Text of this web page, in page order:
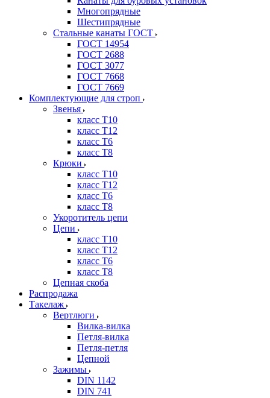
Многопрядные
Шестипрядные
Стальные канаты ГОСТ
ГОСТ 14954
ГОСТ 2688
ГОСТ 3077
ГОСТ 7668
ГОСТ 7669
Комплектующие для строп
Звенья
класс Т10
класс Т12
класс Т6
класс Т8
Крюки
класс Т10
класс Т12
класс Т6
класс Т8
Укоротитель цепи
Цепи
класс Т10
класс Т12
класс Т6
класс Т8
Цепная скоба
Распродажа
Такелаж
Вертлюги
Вилка-вилка
Петля-вилка
Петля-петля
Цепной
Зажимы
DIN 1142
DIN 741